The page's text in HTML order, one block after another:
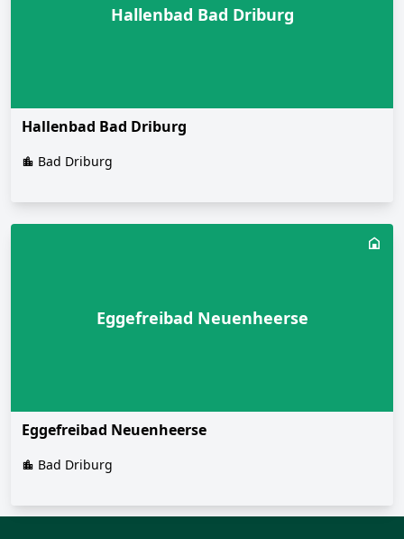
Hallenbad Bad Driburg
Hallenbad Bad Driburg
Bad Driburg
Eggefreibad Neuenheerse
Eggefreibad Neuenheerse
Bad Driburg